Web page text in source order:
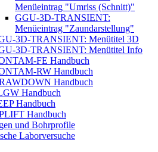
Menüeintrag "Umriss (Schnitt)"
GGU-3D-TRANSIENT:
Menüeintrag "Zaundarstellung"
3D-TRANSIENT: Menütitel 3D
3D-TRANSIENT: Menütitel Info
FE Handbuch
RW Handbuch
Handbuch
Handbuch
Handbuch
Handbuch
und Bohrprofile
Laborversuche